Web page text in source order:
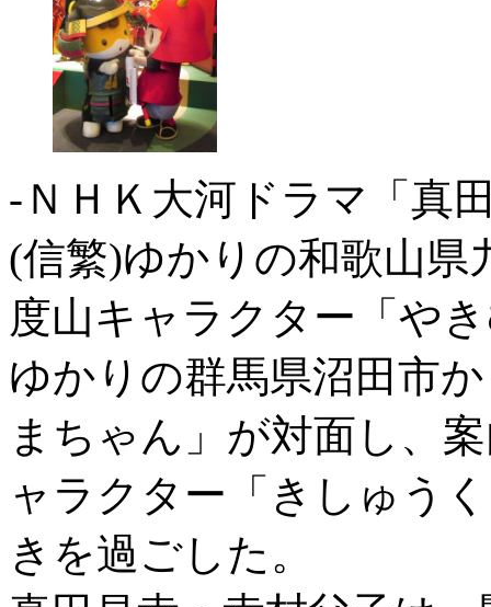
-ＮＨＫ大河ドラマ「真
(信繁)ゆかりの和歌山県
度山キャラクター「や
ゆかりの群馬県沼田市
まちゃん」が対面し、
ャラクター「きしゅう
きを過ごした。